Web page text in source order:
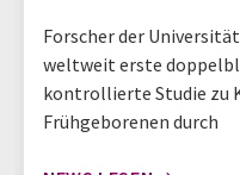
Forscher der
weltweit erste
kontrollierte Studie zu
Frühgeborenen durch